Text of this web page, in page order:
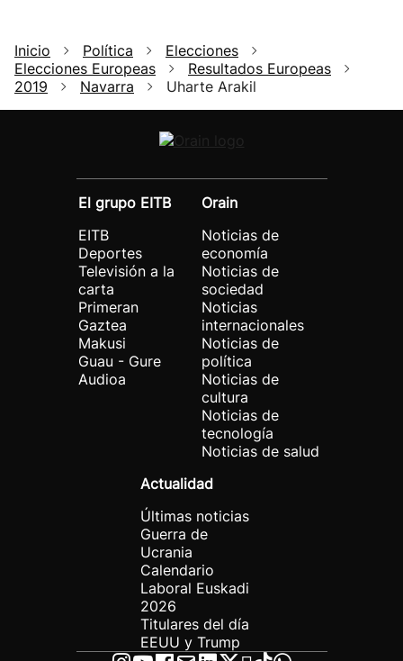
Inicio Política
Elecciones
Elecciones Europeas
Resultados Europeas
2019
Navarra Uharte Arakil
El grupo EITB
EITB
Deportes
Televisión a la
carta
Primeran
Gaztea
Makusi
Guau - Gure
Audioa
Orain
Noticias de
economía
Noticias de
sociedad
Noticias
internacionales
Noticias de
política
Noticias de
cultura
Noticias de
tecnología
Noticias de salud
Actualidad
Últimas noticias
Guerra de
Ucrania
Calendario
Laboral Euskadi
2026
Titulares del día
EEUU y Trump